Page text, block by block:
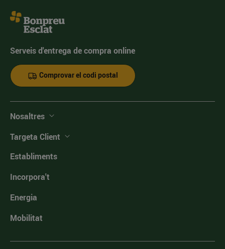
Serveis d'entrega de compra online
Comprovar el codi postal
Nosaltres
Targeta Client
Establiments
Incorpora't
Energia
Mobilitat